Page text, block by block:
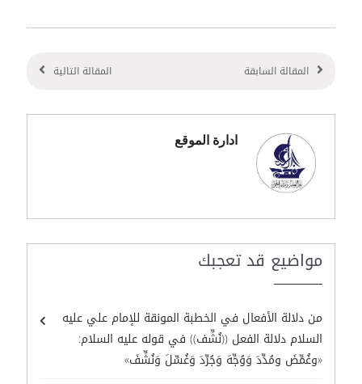
المقالة السابقة المقالة التالية
ادارة الموقع
مواضيع قد تعجبك
من دلالة الأفعال في الخطبة المونقة للإمام علي عليه
السلام دلالة الفعل ((نُشِّف)) في قوله عليه السلام:
«وغُمِّضَ ومُدِّدَ وَوُجِّهَ وَجُرِّدَ وَغُسِّلَ وَنُشِّفَ»